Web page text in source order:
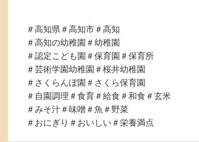
＃高知県＃高知市＃高知
＃高知の幼稚園＃幼稚園
＃認定こども園＃保育園＃保育所
＃芸術学園幼稚園＃桜井幼稚園
＃さくらんぼ園＃さくら保育園
＃自園調理＃食育＃給食＃和食＃玄米
＃みそ汁＃味噌＃魚＃野菜
＃おにぎり＃おいしい＃栄養満点